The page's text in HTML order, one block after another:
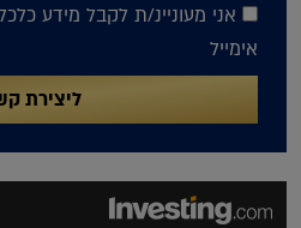
אני מעוניינ/ת לקבל מידע
אימייל
ליצירת